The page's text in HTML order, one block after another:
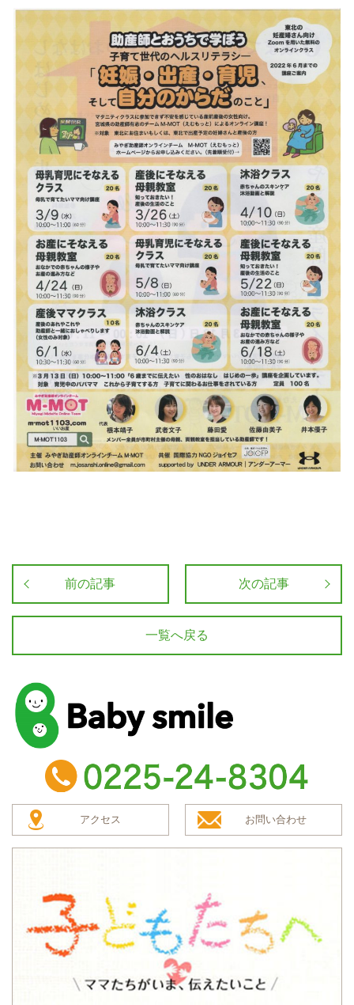
前の記事 次の記事
一覧へ戻る
baby smile
TEL：0225-24-8304
アクセス お問い合わせ